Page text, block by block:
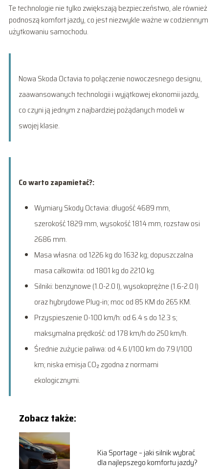
Te technologie nie tylko zwiększają bezpieczeństwo, ale również
podnoszą komfort jazdy, co jest niezwykle ważne w codziennym
użytkowaniu samochodu.
Nowa Skoda Octavia to połączenie nowoczesnego designu,
zaawansowanych technologii i wyjątkowej ekonomii jazdy,
co czyni ją jednym z najbardziej pożądanych modeli w
swojej klasie.
Co warto zapamietać?:
Wymiary Skody Octavia: długość 4689 mm,
szerokość 1829 mm, wysokość 1814 mm, rozstaw osi
2686 mm.
Masa własna: od 1226 kg do 1632 kg; dopuszczalna
masa całkowita: od 1801 kg do 2210 kg.
Silniki: benzynowe (1.0-2.0 l), wysokoprężne (1.6-2.0 l)
oraz hybrydowe Plug-in; moc od 85 KM do 265 KM.
Przyspieszenie 0-100 km/h: od 6.4 s do 12.3 s;
maksymalna prędkość: od 178 km/h do 250 km/h.
Średnie zużycie paliwa: od 4.6 l/100 km do 7.9 l/100
km; niska emisja CO₂ zgodna z normami
ekologicznymi.
Zobacz także:
Kia Sportage – jaki silnik wybrać
dla najlepszego komfortu jazdy?